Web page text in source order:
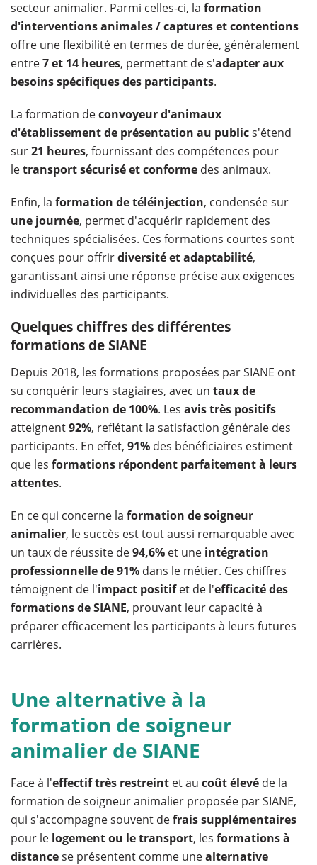
secteur animalier. Parmi celles-ci, la formation
d'interventions animales / captures et contentions
offre une flexibilité en termes de durée, généralement
entre7 et 14 heures, permettant de s'adapter aux
besoins spécifiques des participants.
La formation deconvoyeur d'animaux
d'établissement de présentation au publics'étend
sur21 heures, fournissant des compétences pour
letransport sécurisé et conforme des animaux.
Enfin, la formation de téléinjection, condensée sur
une journée, permet d'acquérir rapidement des
techniques spécialisées. Ces formations courtes sont
conçues pour offrirdiversité et adaptabilité,
garantissant ainsi une réponse précise aux exigences
individuelles des participants.
Quelques chiffres des différentes
formations de SIANE
Depuis 2018, les formations proposées par SIANE ont
su conquérir leurs stagiaires, avec un taux de
recommandation de 100%. Les avis très positifs
atteignent92%, reflétant la satisfaction générale des
participants. En effet, 91% des bénéficiaires estiment
que les formations répondent parfaitement à leurs
attentes.
En ce qui concerne la formation de soigneur
animalier, le succès est tout aussi remarquable avec
un taux de réussite de94,6% et une intégration
professionnelle de 91% dans le métier. Ces chiffres
témoignent de l'impact positifet de l'efficacité des
formations de SIANE, prouvant leur capacité à
préparer efficacement les participants à leurs futures
carrières.
Une alternative à la
formation de soigneur
animalier de SIANE
Face à l'effectiftrès restreint et au coût élevé de la
formation de soigneur animalier proposée par SIANE,
qui s'accompagne souvent defrais supplémentaires
pour le logement ou le transport, les formations à
distancese présentent comme unealternative